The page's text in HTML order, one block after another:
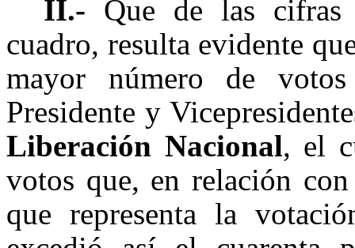
II.- Que de las cifras
cuadro, resulta evidente
mayor número de
Presidente y
Liberación Nacional, el
votos que, en relación
que representa la